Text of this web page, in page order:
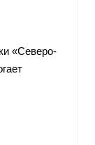
«Северо-